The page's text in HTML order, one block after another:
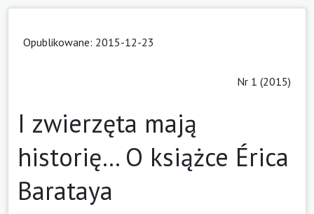
Opublikowane: 2015-12-23
Nr 1 (2015)
I zwierzęta mają
historię… O książce Érica
Barataya